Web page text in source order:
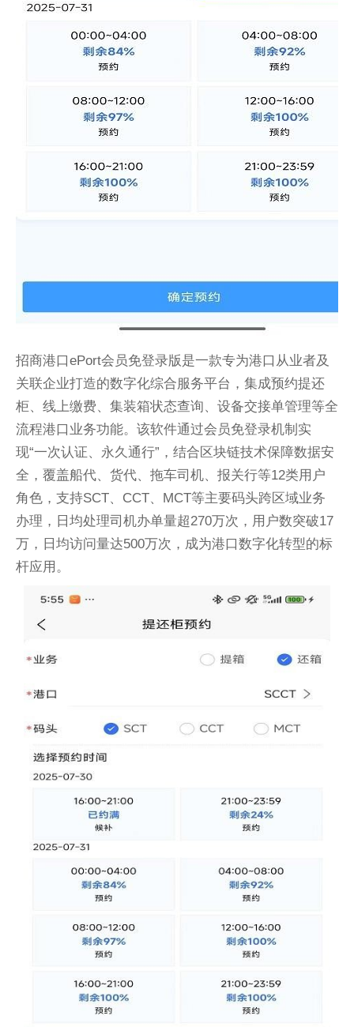
招商港口ePort会员免登录版是一款专为港口从业者及
关联企业打造的数字化综合服务平台，集成预约提还
柜、线上缴费、集装箱状态查询、设备交接单管理等全
流程港口业务功能。该软件通过会员免登录机制实
现“一次认证、永久通行”，结合区块链技术保障数据安
全，覆盖船代、货代、拖车司机、报关行等12类用户
角色，支持SCT、CCT、MCT等主要码头跨区域业务
办理，日均处理司机办单量超270万次，用户数突破17
万，日均访问量达500万次，成为港口数字化转型的标
杆应用。